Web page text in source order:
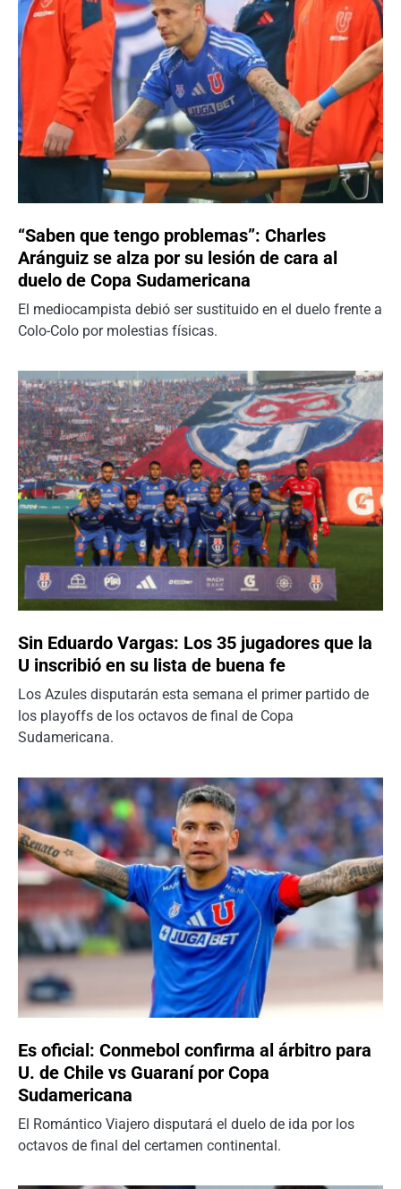
“Saben que tengo problemas”: Charles
Aránguiz se alza por su lesión de cara al
duelo de Copa Sudamericana
El mediocampista debió ser sustituido en el duelo frente a
Colo-Colo por molestias físicas.
Sin Eduardo Vargas: Los 35 jugadores que la
U inscribió en su lista de buena fe
Los Azules disputarán esta semana el primer partido de
los playoffs de los octavos de final de Copa
Sudamericana.
Es oficial: Conmebol confirma al árbitro para
U. de Chile vs Guaraní por Copa
Sudamericana
El Romántico Viajero disputará el duelo de ida por los
octavos de final del certamen continental.